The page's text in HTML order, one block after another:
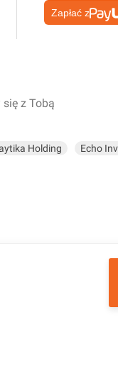
Zapłać z
z Tobą
Holding
Echo